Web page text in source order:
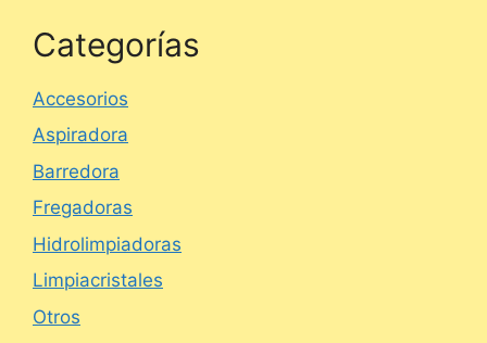
Categorías
Accesorios
Aspiradora
Barredora
Fregadoras
Hidrolimpiadoras
Limpiacristales
Otros